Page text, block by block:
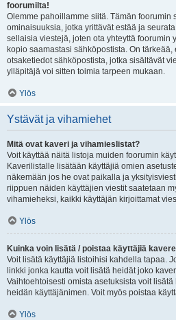
foorumilta!
Olemme pahoillamme siitä. Tämän foorumin
ominaisuuksia, jotka yrittävät estää ja
sellaisia viestejä, joten ota yhteyttä foorumin
kopio saamastasi sähköpostista. On tärkeää,
otsaketiedot sähköpostista, jotka sisältävät
ylläpitäjä voi sitten toimia tarpeen mukaan.
Ylös
Ystävät ja vihamiehet
Mitä ovat kaveri ja vihamieslistat?
Voit käyttää näitä listoja muiden foorumin
Kaverilistalle lisätään käyttäjiä omien
näkemään jos he ovat paikalla ja
riippuen näiden käyttäjien viestit saatetaan
vihamieheksi, kaikki käyttäjän kirjoittamat
Ylös
Kuinka voin lisätä / poistaa käyttäjiä
Voit lisätä käyttäjiä listoihisi kahdella tapaa.
linkki jonka kautta voit lisätä heidät joko
Vaihtoehtoisesti omista asetuksista voit
heidän käyttäjänimen. Voit myös poistaa
Ylös